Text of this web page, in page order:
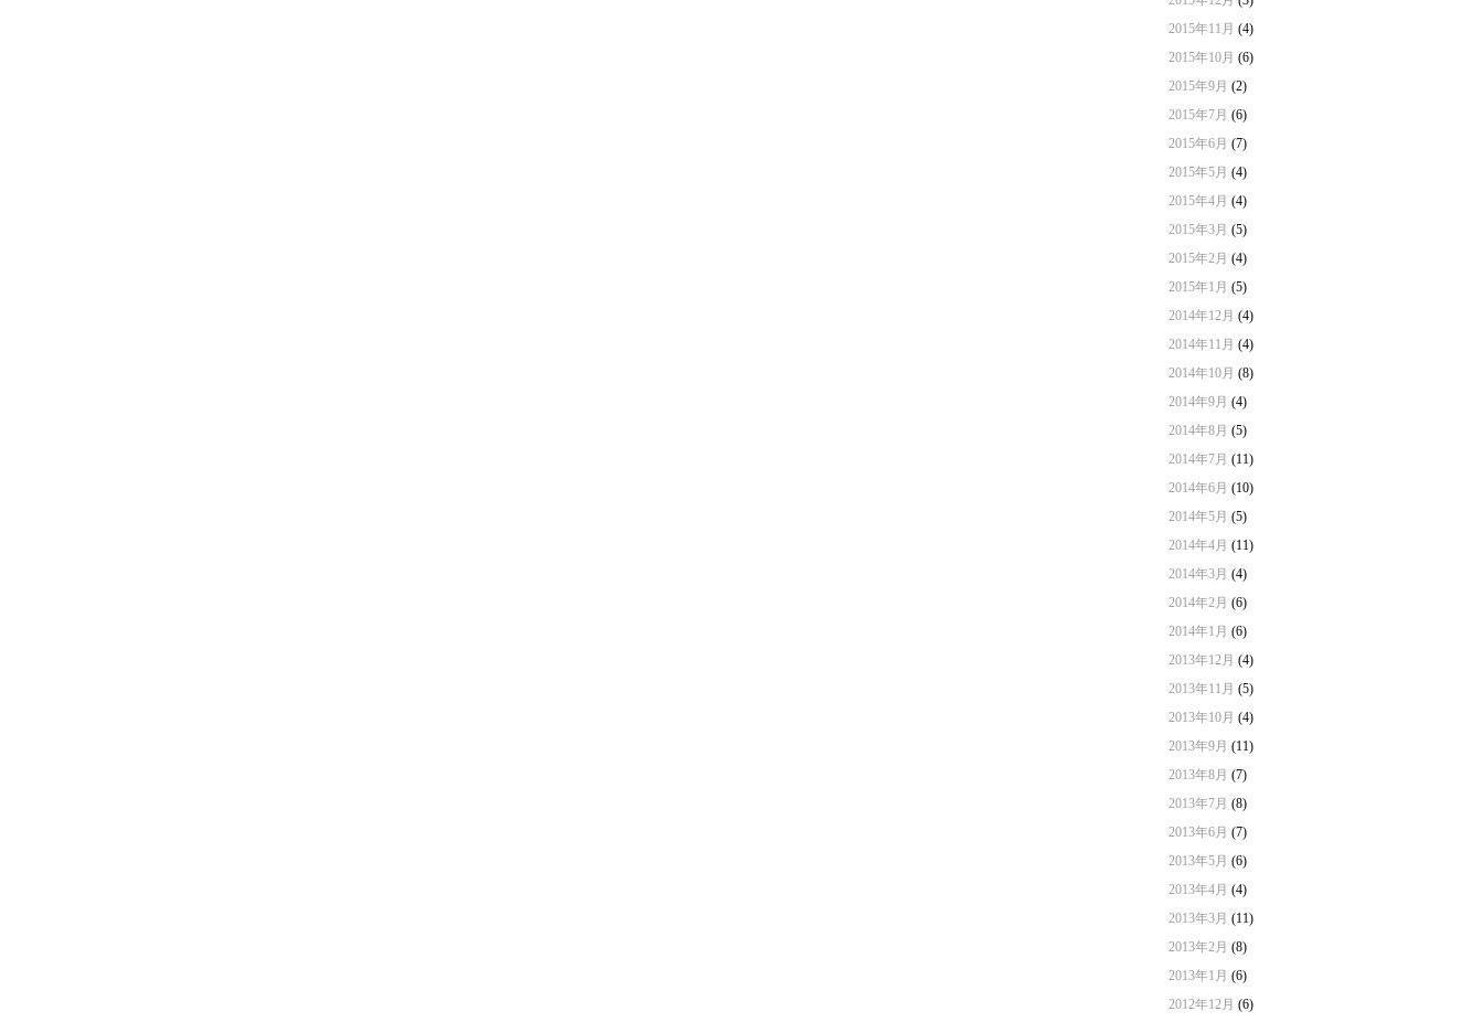
2015年11月 (4)
2015年10月 (6)
2015年9月 (2)
2015年7月 (6)
2015年6月 (7)
2015年5月 (4)
2015年4月 (4)
2015年3月 (5)
2015年2月 (4)
2015年1月 (5)
2014年12月 (4)
2014年11月 (4)
2014年10月 (8)
2014年9月 (4)
2014年8月 (5)
2014年7月 (11)
2014年6月 (10)
2014年5月 (5)
2014年4月 (11)
2014年3月 (4)
2014年2月 (6)
2014年1月 (6)
2013年12月 (4)
2013年11月 (5)
2013年10月 (4)
2013年9月 (11)
2013年8月 (7)
2013年7月 (8)
2013年6月 (7)
2013年5月 (6)
2013年4月 (4)
2013年3月 (11)
2013年2月 (8)
2013年1月 (6)
2012年12月 (6)